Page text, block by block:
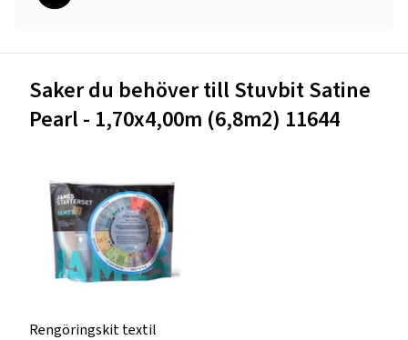
Saker du behöver till Stuvbit Satine
Pearl - 1,70x4,00m (6,8m2) 11644
Rengöringskit textil